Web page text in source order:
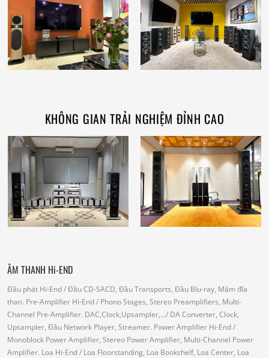
KHÔNG GIAN TRẢI NGHIỆM ĐỈNH CAO
ÂM THANH Hi-END
Đầu phát Hi-End/ Đầu CD-SACD, Đầu Transports, Đầu Blu-ray, Mâm đĩa
than. Pre-Amplifier Hi-End/ Phono Stages, Stereo Preamplifiers, Multi-
Channel Pre-Amplifier. DAC,Clock,Upsampler,.../ DA Converter, Clock,
Upsampler, Đầu Network Player, Streamer. Power Amplifier Hi-End/
Monoblock Power Amplifier, Stereo Power Amplifier, Multi-Channel Power
Amplifier. Loa Hi-End/ Loa Floorstanding, Loa Bookshelf, Loa Center, Loa